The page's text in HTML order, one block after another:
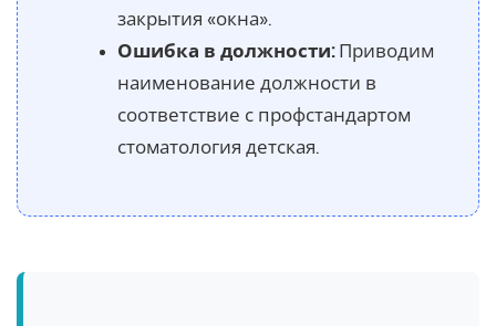
закрытия «окна».
Ошибка в должности:Приводим
наименование должности в
соответствие с профстандартом
стоматология детская.